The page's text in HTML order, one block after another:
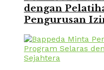
dengan
Pengurusan